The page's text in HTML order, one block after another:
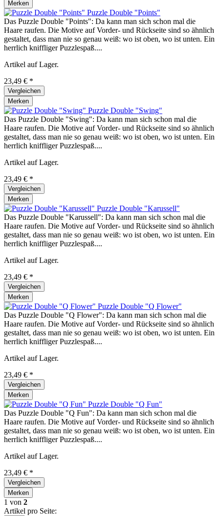
Merken
Puzzle Double "Points"
Das Puzzle Double "Points": Da kann man sich schon mal die
Haare raufen. Die Motive auf Vorder- und Rückseite sind so ähnlich
gestaltet, dass man nie so genau weiß: wo ist oben, wo ist unten. Ein
herrlich kniffliger Puzzlespaß....
Artikel auf Lager.
23,49 € *
Vergleichen
Merken
Puzzle Double "Swing"
Das Puzzle Double "Swing": Da kann man sich schon mal die
Haare raufen. Die Motive auf Vorder- und Rückseite sind so ähnlich
gestaltet, dass man nie so genau weiß: wo ist oben, wo ist unten. Ein
herrlich kniffliger Puzzlespaß....
Artikel auf Lager.
23,49 € *
Vergleichen
Merken
Puzzle Double "Karussell"
Das Puzzle Double "Karussell": Da kann man sich schon mal die
Haare raufen. Die Motive auf Vorder- und Rückseite sind so ähnlich
gestaltet, dass man nie so genau weiß: wo ist oben, wo ist unten. Ein
herrlich kniffliger Puzzlespaß....
Artikel auf Lager.
23,49 € *
Vergleichen
Merken
Puzzle Double "Q Flower"
Das Puzzle Double "Q Flower": Da kann man sich schon mal die
Haare raufen. Die Motive auf Vorder- und Rückseite sind so ähnlich
gestaltet, dass man nie so genau weiß: wo ist oben, wo ist unten. Ein
herrlich kniffliger Puzzlespaß....
Artikel auf Lager.
23,49 € *
Vergleichen
Merken
Puzzle Double "Q Fun"
Das Puzzle Double "Q Fun": Da kann man sich schon mal die
Haare raufen. Die Motive auf Vorder- und Rückseite sind so ähnlich
gestaltet, dass man nie so genau weiß: wo ist oben, wo ist unten. Ein
herrlich kniffliger Puzzlespaß....
Artikel auf Lager.
23,49 € *
Vergleichen
Merken
1 von 2
Artikel pro Seite: